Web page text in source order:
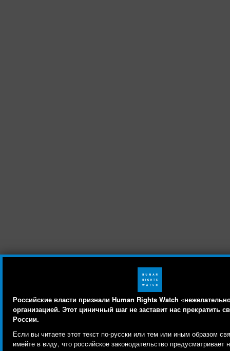
Российские власти признали Human Rights Watch
организацией. Этот циничный шаг не заставит нас прекратить
России.
Если вы читаете этот текст по-русски или тем или иным образом
имейте в виду, что российское законодательство предусматривает
Human Rights Watch cookie preferences
Мы используем файлы cookie, технологии
отслеживания и сторонние аналитические